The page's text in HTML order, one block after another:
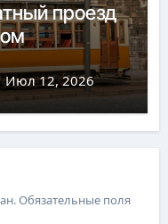
проезд
Июл 12, 2026
Обязательные поля